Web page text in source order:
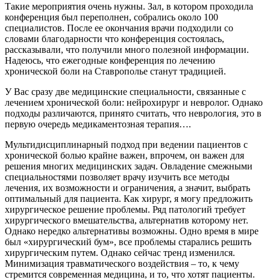
Такие мероприятия очень нужны. Зал, в котором проходила
конференция был переполнен, собрались около 100
специалистов. После ее окончания врачи подходили со
словами благодарности что конференция состоялась,
рассказывали, что получили много полезной информации.
Надеюсь, что ежегодные конференция по лечению
хронической боли на Ставрополье станут традицией.
У Вас сразу две медицинские специальности, связанные с
лечением хронической боли: нейрохирург и невролог. Однако
подходы различаются, принято считать, что неврология, это в
первую очередь медикаментозная терапия….
Мультидисциплинарный подход при ведении пациентов с
хронической болью крайне важен, впрочем, он важен для
решения многих медицинских задач. Овладение смежными
специальностями позволяет врачу изучить все методы
лечения, их возможности и ограничения, а значит, выбрать
оптимальный для пациента. Как хирург, я могу предложить
хирургическое решение проблемы. Ряд патологий требует
хирургического вмешательства, альтернатив которому нет.
Однако нередко альтернативы возможны. Одно время в мире
был «хирургический бум», все проблемы старались решить
хирургическим путем. Однако сейчас тренд изменился.
Минимизация травматического воздействия – то, к чему
стремится современная медицина, и то, что хотят пациенты.